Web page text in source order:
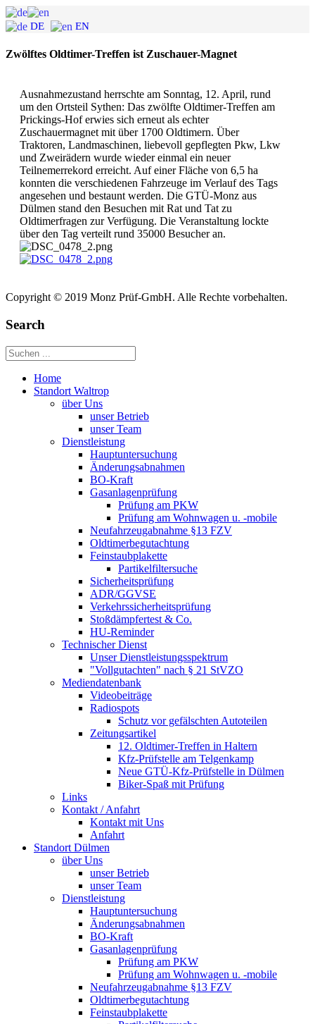
DE EN
Zwölftes Oldtimer-Treffen ist Zuschauer-Magnet
Ausnahmezustand herrschte am Sonntag, 12. April, rund
um den Ortsteil Sythen: Das zwölfte Oldtimer-Treffen am
Prickings-Hof erwies sich erneut als echter
Zuschauermagnet mit über 1700 Oldtimern. Über
Traktoren, Landmaschinen, liebevoll gepflegten Pkw, Lkw
und Zweirädern wurde wieder einmal ein neuer
Teilnemerrekord erreicht. Auf einer Fläche von 6,5 ha
konnten die verschiedenen Fahrzeuge im Verlauf des Tags
angesehen und bestaunt werden. Die GTÜ-Monz aus
Dülmen stand den Besuchen mit Rat und Tat zu
Oldtimerfragen zur Verfügung. Die Veranstaltung lockte
über den Tag verteilt rund 35000 Besucher an.
Copyright © 2019 Monz Prüf-GmbH. Alle Rechte vorbehalten.
Search
Home
Standort Waltrop
über Uns
unser Betrieb
unser Team
Dienstleistung
Hauptuntersuchung
Änderungsabnahmen
BO-Kraft
Gasanlagenprüfung
Prüfung am PKW
Prüfung am Wohnwagen u. -mobile
Neufahrzeugabnahme §13 FZV
Oldtimerbegutachtung
Feinstaubplakette
Partikelfiltersuche
Sicherheitsprüfung
ADR/GGVSE
Verkehrssicherheitsprüfung
Stoßdämpfertest & Co.
HU-Reminder
Technischer Dienst
Unser Dienstleistungsspektrum
"Vollgutachten" nach § 21 StVZO
Mediendatenbank
Videobeiträge
Radiospots
Schutz vor gefälschten Autoteilen
Zeitungsartikel
12. Oldtimer-Treffen in Haltern
Kfz-Prüfstelle am Telgenkamp
Neue GTÜ-Kfz-Prüfstelle in Dülmen
Biker-Spaß mit Prüfung
Links
Kontakt / Anfahrt
Kontakt mit Uns
Anfahrt
Standort Dülmen
über Uns
unser Betrieb
unser Team
Dienstleistung
Hauptuntersuchung
Änderungsabnahmen
BO-Kraft
Gasanlagenprüfung
Prüfung am PKW
Prüfung am Wohnwagen u. -mobile
Neufahrzeugabnahme §13 FZV
Oldtimerbegutachtung
Feinstaubplakette